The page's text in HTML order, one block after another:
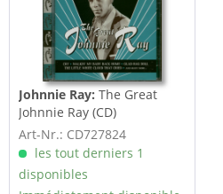
Johnnie Ray: The Great
Johnnie Ray (CD)
Art-Nr.: CD727824
les tout derniers 1
disponibles